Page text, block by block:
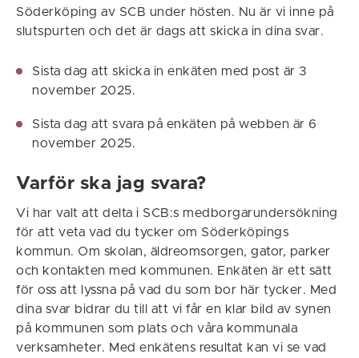
Söderköping av SCB under hösten. Nu är vi inne på
slutspurten och det är dags att skicka in dina svar.
Sista dag att skicka in enkäten med post är 3
november 2025.
Sista dag att svara på enkäten på webben är 6
november 2025.
Varför ska jag svara?
Vi har valt att delta i SCB:s medborgarundersökning
för att veta vad du tycker om Söderköpings
kommun. Om skolan, äldreomsorgen, gator, parker
och kontakten med kommunen. Enkäten är ett sätt
för oss att lyssna på vad du som bor här tycker. Med
dina svar bidrar du till att vi får en klar bild av synen
på kommunen som plats och våra kommunala
verksamheter. Med enkätens resultat kan vi se vad